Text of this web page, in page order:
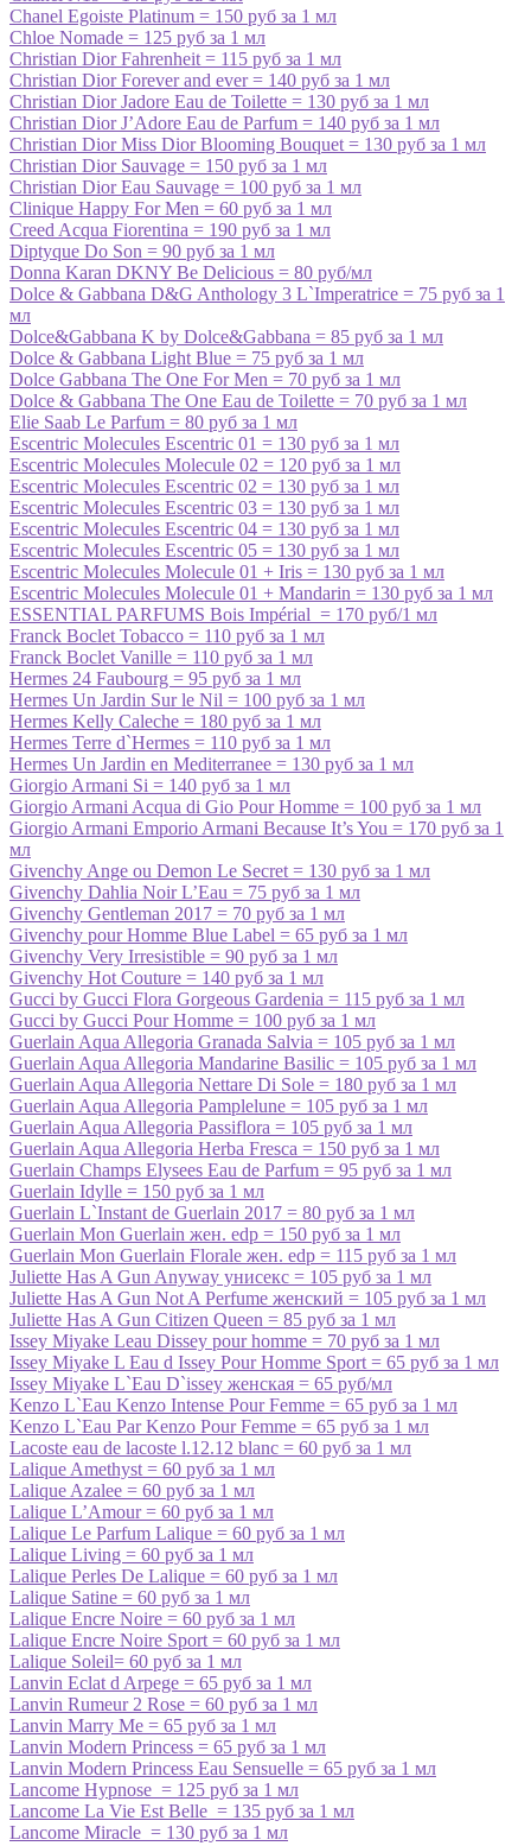
Chanel Egoiste Platinum = 150 руб за 1 мл
Chloe Nomade = 125 руб за 1 мл
Christian Dior Fahrenheit = 115 руб за 1 мл
Christian Dior Forever and ever = 140 руб за 1 мл
Christian Dior Jadore Eau de Toilette = 130 руб за 1 мл
Christian Dior J’Adore Eau de Parfum = 140 руб за 1 мл
Christian Dior Miss Dior Blooming Bouquet = 130 руб за 1 мл
Christian Dior Sauvage = 150 руб за 1 мл
Christian Dior Eau Sauvage = 100 руб за 1 мл
Clinique Happy For Men = 60 руб за 1 мл
Creed Acqua Fiorentina = 190 руб за 1 мл
Diptyque Do Son = 90 руб за 1 мл
Donna Karan DKNY Be Delicious = 80 руб/мл
Dolce & Gabbana D&G Anthology 3 L`Imperatrice = 75 руб за 1
мл
Dolce&Gabbana K by Dolce&Gabbana = 85 руб за 1 мл
Dolce & Gabbana Light Blue = 75 руб за 1 мл
Dolce Gabbana The One For Men = 70 руб за 1 мл
Dolce & Gabbana The One Eau de Toilette = 70 руб за 1 мл
Elie Saab Le Parfum = 80 руб за 1 мл
Escentric Molecules Escentric 01 = 130 руб за 1 мл
Escentric Molecules Molecule 02 = 120 руб за 1 мл
Escentric Molecules Escentric 02 = 130 руб за 1 мл
Escentric Molecules Escentric 03 = 130 руб за 1 мл
Escentric Molecules Escentric 04 = 130 руб за 1 мл
Escentric Molecules Escentric 05 = 130 руб за 1 мл
Escentric Molecules Molecule 01 + Iris = 130 руб за 1 мл
Escentric Molecules Molecule 01 + Mandarin = 130 руб за 1 мл
ESSENTIAL PARFUMS Bois Impérial = 170 руб/1 мл
Franck Boclet Tobacco = 110 руб за 1 мл
Franck Boclet Vanille = 110 руб за 1 мл
Hermes 24 Faubourg = 95 руб за 1 мл
Hermes Un Jardin Sur le Nil = 100 руб за 1 мл
Hermes Kelly Caleche = 180 руб за 1 мл
Hermes Terre d`Hermes = 110 руб за 1 мл
Hermes Un Jardin en Mediterranee = 130 руб за 1 мл
Giorgio Armani Si = 140 руб за 1 мл
Giorgio Armani Acqua di Gio Pour Homme = 100 руб за 1 мл
Giorgio Armani Emporio Armani Because It’s You = 170 руб за 1
мл
Givenchy Ange ou Demon Le Secret = 130 руб за 1 мл
Givenchy Dahlia Noir L’Eau = 75 руб за 1 мл
Givenchy Gentleman 2017 = 70 руб за 1 мл
Givenchy pour Homme Blue Label = 65 руб за 1 мл
Givenchy Very Irresistible = 90 руб за 1 мл
Givenchy Hot Couture = 140 руб за 1 мл
Gucci by Gucci Flora Gorgeous Gardenia = 115 руб за 1 мл
Gucci by Gucci Pour Homme = 100 руб за 1 мл
Guerlain Aqua Allegoria Granada Salvia = 105 руб за 1 мл
Guerlain Aqua Allegoria Mandarine Basilic = 105 руб за 1 мл
Guerlain Aqua Allegoria Nettare Di Sole = 180 руб за 1 мл
Guerlain Aqua Allegoria Pamplelune = 105 руб за 1 мл
Guerlain Aqua Allegoria Passiflora = 105 руб за 1 мл
Guerlain Aqua Allegoria Herba Fresca = 150 руб за 1 мл
Guerlain Champs Elysees Eau de Parfum = 95 руб за 1 мл
Guerlain Idylle = 150 руб за 1 мл
Guerlain L`Instant de Guerlain 2017 = 80 руб за 1 мл
Guerlain Mon Guerlain жен. edp = 150 руб за 1 мл
Guerlain Mon Guerlain Florale жен. edp = 115 руб за 1 мл
Juliette Has A Gun Anyway унисекс = 105 руб за 1 мл
Juliette Has A Gun Not A Perfume женский = 105 руб за 1 мл
Juliette Has A Gun Citizen Queen = 85 руб за 1 мл
Issey Miyake Leau Dissey pour homme = 70 руб за 1 мл
Issey Miyake L Eau d Issey Pour Homme Sport = 65 руб за 1 мл
Issey Miyake L`Eau D`issey женская = 65 руб/мл
Kenzo L`Eau Kenzo Intense Pour Femme = 65 руб за 1 мл
Kenzo L`Eau Par Kenzo Pour Femme = 65 руб за 1 мл
Lacoste eau de lacoste l.12.12 blanc = 60 руб за 1 мл
Lalique Amethyst = 60 руб за 1 мл
Lalique Azalee = 60 руб за 1 мл
Lalique L’Amour = 60 руб за 1 мл
Lalique Le Parfum Lalique = 60 руб за 1 мл
Lalique Living = 60 руб за 1 мл
Lalique Perles De Lalique = 60 руб за 1 мл
Lalique Satine = 60 руб за 1 мл
Lalique Encre Noire = 60 руб за 1 мл
Lalique Encre Noire Sport = 60 руб за 1 мл
Lalique Soleil= 60 руб за 1 мл
Lanvin Eclat d Arpege = 65 руб за 1 мл
Lanvin Rumeur 2 Rose = 60 руб за 1 мл
Lanvin Marry Me = 65 руб за 1 мл
Lanvin Modern Princess = 65 руб за 1 мл
Lanvin Modern Princess Eau Sensuelle = 65 руб за 1 мл
Lancome Hypnose = 125 руб за 1 мл
Lancome La Vie Est Belle = 135 руб за 1 мл
Lancome Miracle = 130 руб за 1 мл